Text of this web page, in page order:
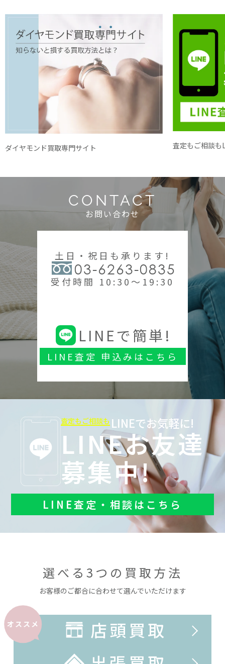
ダイヤモンド買取専門サイト 査定もご相談も
CONTACT
お問い合わせ
土日・祝日も承ります!
03-6263-0835
受付時間 10:30～19:30
LINEで簡単!
LINE査定 申込みはこちら
査定もご相談も LINEでお気軽に!
LINEお友達
募集中!
LINE査定・相談はこちら
選べる3つの買取方法
お客様のご都合に合わせて選んでいただけます
オススメ
店頭買取